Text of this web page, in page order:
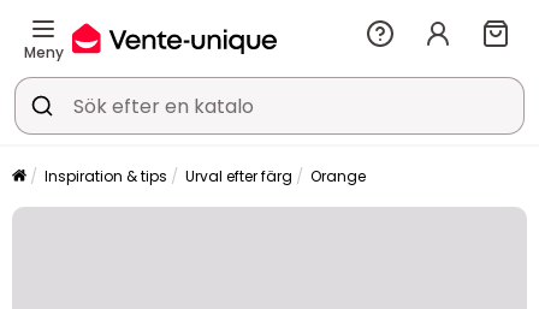
Meny
Inspiration & tips Urval efter färg Orange